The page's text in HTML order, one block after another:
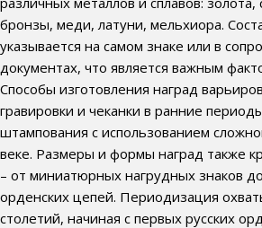
бронзы, меди, латуни, мельхиора.
указывается на самом знаке или в
документах, что является важным
Способы изготовления наград
гравировки и чеканки в ранние
штампования с использованием
веке. Размеры и формы наград также
– от миниатюрных нагрудных знаков
орденских цепей. Периодизация
столетий, начиная с первых русских